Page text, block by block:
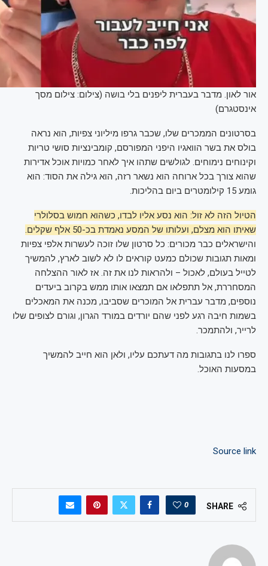
אור לאון. מדבר בעברית ליפנים בלי בושה (צילום: צילום מסך
אינסטגרם)
בסרטונים הממכרים שלו, שכבר גרפו מיליוני צפיות, הוא נראה
בולס את בשר הוואגיו היפני המפורסם, קומבינציות סושי טריות
וקינוחים נימוחים. לגולשים שתהו איך לאחר כמויות אוכל אדירות
שהוא צורך בכל ארוחה הוא נשאר רזה, הוא גילה את הסוד: הוא
גומע 15 קילומטרים ביום בהליכות.
הטיול הזה לא זול: הוא נסע אליו לבדו, כשהוא חמוש בסלולרי
שאיתו הוא מצלם, ועלותו של המסע נאמדת בכ-50 אלף שקלים.
והישראלים כבר מכורים: כל סרטון שלו זוכה לעשרות אלפי צפיות
ומאות תגובות שכולם כמעט קוראים לו לא לשוב לארץ, להמשיך
לטייל בעולם, לאכול – ולהראות לנו את זה. אז לאור ההצלחה
המסחררת, אל תתפלאו אם תמצאו אותו ממש בקרוב ביעדים
נוספים, מדבר עברית אל המוכרים שסביבו, מכנה את המאכלים
בשמות חיבה רגע לפני שהם יורדים במורד הגרון, וגורם לצופים שלו
לרייר, ולהתמכר.
ספרו לנו בתגובות מה דעתכם עליו, ולאן הוא חייב להמשיך
במסעות האוכל.
Source link
SHARE
0